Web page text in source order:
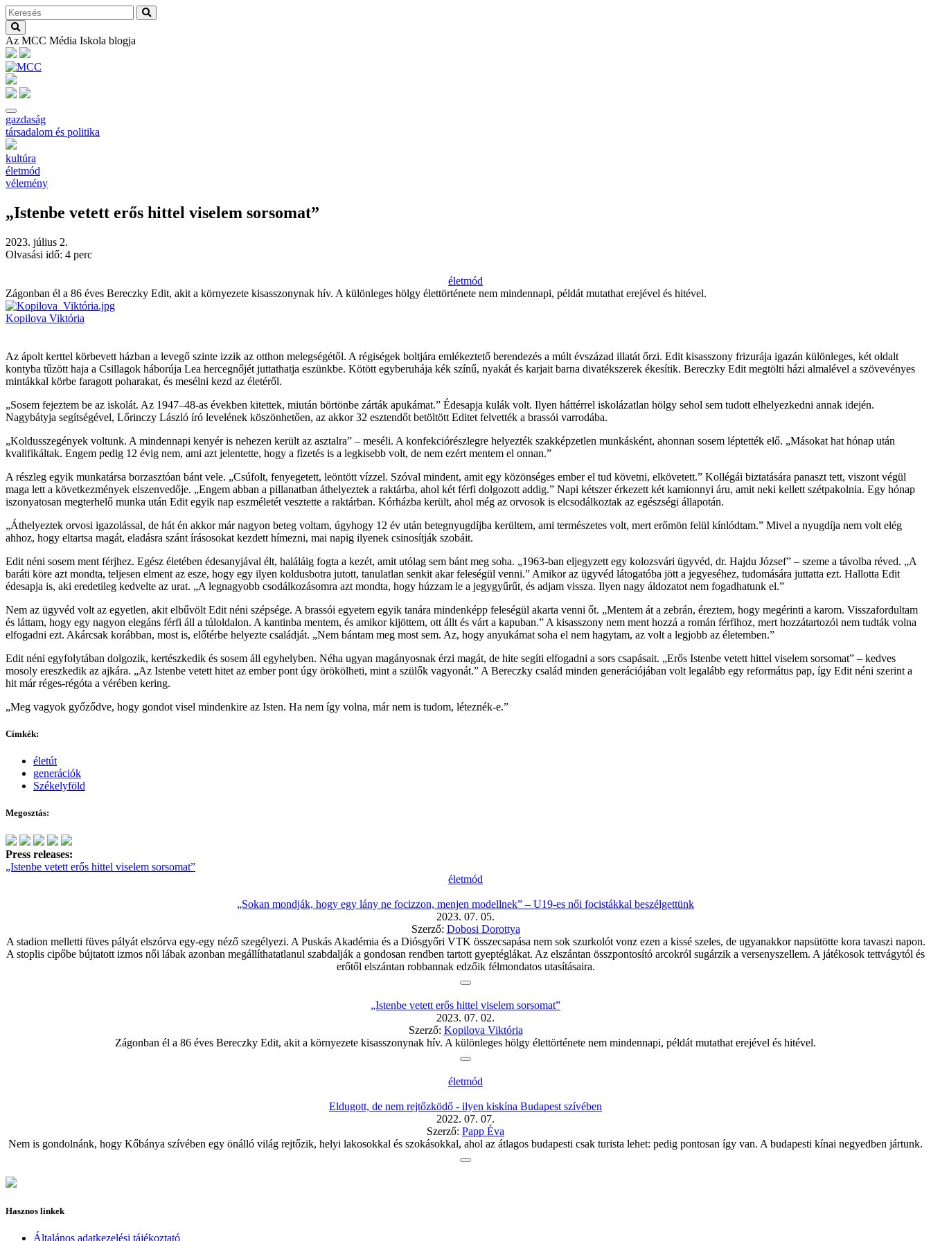
Az MCC Média Iskola blogja
gazdaság
társadalom és politika
kultúra
életmód
vélemény
„Istenbe vetett erős hittel viselem sorsomat”
2023. július 2.
Olvasási idő: 4 perc
életmód
Zágonban él a 86 éves Bereczky Edit, akit a környezete kisasszonynak hív. A különleges hölgy élettörténete nem mindennapi, példát mutathat erejével és hitével.
Kopilova Viktória
Az ápolt kerttel körbevett házban a levegő szinte izzik az otthon melegségétől. A régiségek boltjára emlékeztető berendezés a múlt évszázad illatát őrzi. Edit kisasszony frizurája igazán különleges, két oldalt
kontyba tűzött haja a Csillagok háborúja Lea hercegnőjét juttathatja eszünkbe. Kötött egyberuhája kék színű, nyakát és karjait barna divatékszerek ékesítik. Bereczky Edit megtölti házi almalével a szövevényes
mintákkal körbe faragott poharakat, és mesélni kezd az életéről.
„Sosem fejeztem be az iskolát. Az 1947–48-as években kitettek, miután börtönbe zárták apukámat.” Édesapja kulák volt. Ilyen háttérrel iskolázatlan hölgy sehol sem tudott elhelyezkedni annak idején.
Nagybátyja segítségével, Lőrinczy László író levelének köszönhetően, az akkor 32 esztendőt betöltött Editet felvették a brassói varrodába.
„Koldusszegények voltunk. A mindennapi kenyér is nehezen került az asztalra” – meséli. A konfekciórészlegre helyezték szakképzetlen munkásként, ahonnan sosem léptették elő. „Másokat hat hónap után
kvalifikáltak. Engem pedig 12 évig nem, ami azt jelentette, hogy a fizetés is a legkisebb volt, de nem ezért mentem el onnan.”
A részleg egyik munkatársa borzasztóan bánt vele. „Csúfolt, fenyegetett, leöntött vízzel. Szóval mindent, amit egy közönséges ember el tud követni, elkövetett.” Kollégái biztatására panaszt tett, viszont végül
maga lett a következmények elszenvedője. „Engem abban a pillanatban áthelyeztek a raktárba, ahol két férfi dolgozott addig.” Napi kétszer érkezett két kamionnyi áru, amit neki kellett szétpakolnia. Egy hónap
iszonyatosan megterhelő munka után Edit egyik nap eszméletét vesztette a raktárban. Kórházba került, ahol még az orvosok is elcsodálkoztak az egészségi állapotán.
„Áthelyeztek orvosi igazolással, de hát én akkor már nagyon beteg voltam, úgyhogy 12 év után betegnyugdíjba kerültem, ami természetes volt, mert erőmön felül kínlódtam.” Mivel a nyugdíja nem volt elég
ahhoz, hogy eltartsa magát, eladásra szánt írásosokat kezdett hímezni, mai napig ilyenek csinosítják szobáit.
Edit néni sosem ment férjhez. Egész életében édesanyjával élt, haláláig fogta a kezét, amit utólag sem bánt meg soha. „1963-ban eljegyzett egy kolozsvári ügyvéd, dr. Hajdu József” – szeme a távolba réved. „A
baráti köre azt mondta, teljesen elment az esze, hogy egy ilyen koldusbotra jutott, tanulatlan senkit akar feleségül venni.” Amikor az ügyvéd látogatóba jött a jegyeséhez, tudomására juttatta ezt. Hallotta Edit
édesapja is, aki eredetileg kedvelte az urat. „A legnagyobb csodálkozásomra azt mondta, hogy húzzam le a jegygyűrűt, és adjam vissza. Ilyen nagy áldozatot nem fogadhatunk el.”
Nem az ügyvéd volt az egyetlen, akit elbűvölt Edit néni szépsége. A brassói egyetem egyik tanára mindenképp feleségül akarta venni őt. „Mentem át a zebrán, éreztem, hogy megérinti a karom. Visszafordultam
és láttam, hogy egy nagyon elegáns férfi áll a túloldalon. A kantinba mentem, és amikor kijöttem, ott állt és várt a kapuban.” A kisasszony nem ment hozzá a román férfihoz, mert hozzátartozói nem tudták volna
elfogadni ezt. Akárcsak korábban, most is, előtérbe helyezte családját. „Nem bántam meg most sem. Az, hogy anyukámat soha el nem hagytam, az volt a legjobb az életemben.”
Edit néni egyfolytában dolgozik, kertészkedik és sosem áll egyhelyben. Néha ugyan magányosnak érzi magát, de hite segíti elfogadni a sors csapásait. „Erős Istenbe vetett hittel viselem sorsomat” – kedves
mosoly ereszkedik az ajkára. „Az Istenbe vetett hitet az ember pont úgy örökölheti, mint a szülők vagyonát.” A Bereczky család minden generációjában volt legalább egy református pap, így Edit néni szerint a
hit már réges-régóta a vérében kering.
„Meg vagyok győződve, hogy gondot visel mindenkire az Isten. Ha nem így volna, már nem is tudom, léteznék-e.”
Címkék:
életút
generációk
Székelyföld
Megosztás:
Press releases:
„Istenbe vetett erős hittel viselem sorsomat”
életmód
„Sokan mondják, hogy egy lány ne focizzon, menjen modellnek” – U19-es női focistákkal beszélgettünk
2023. 07. 05.
Szerző: Dobosi Dorottya
A stadion melletti füves pályát elszórva egy-egy néző szegélyezi. A Puskás Akadémia és a Diósgyőri VTK összecsapása nem sok szurkolót vonz ezen a kissé szeles, de ugyanakkor napsütötte kora tavaszi napon.
A stoplis cipőbe bújtatott izmos női lábak azonban megállíthatatlanul szabdalják a gondosan rendben tartott gyeptéglákat. Az elszántan összpontosító arcokról sugárzik a versenyszellem. A játékosok tettvágytól és
erőtől elszántan robbannak edzőik félmondatos utasításaira.
„Istenbe vetett erős hittel viselem sorsomat”
2023. 07. 02.
Szerző: Kopilova Viktória
Zágonban él a 86 éves Bereczky Edit, akit a környezete kisasszonynak hív. A különleges hölgy élettörténete nem mindennapi, példát mutathat erejével és hitével.
életmód
Eldugott, de nem rejtőzködő - ilyen kiskína Budapest szívében
2022. 07. 07.
Szerző: Papp Éva
Nem is gondolnánk, hogy Kőbánya szívében egy önálló világ rejtőzik, helyi lakosokkal és szokásokkal, ahol az átlagos budapesti csak turista lehet: pedig pontosan így van. A budapesti kínai negyedben jártunk.
Hasznos linkek
Általános adatkezelési tájékoztató